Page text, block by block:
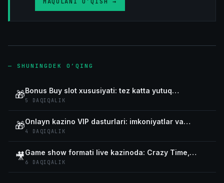
— SHUNINGDEK O’QING
🎁Bonus Buy slot xususiyati: tez katta yutuq
imkoniyati va xavflari
5 DAQIQALIK
🎁Onlayn kazino VIP dasturlari: imkoniyatlar va
takliflar
4 DAQIQALIK
🎥Game show formati live kazinoda: Crazy Time,
Monopoly Live, Dream Catcher
6 DAQIQALIK